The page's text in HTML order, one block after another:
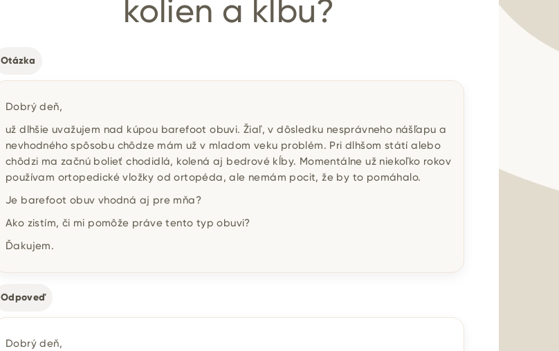
kolien a kĺbu?
Otázka
Dobrý deň,
už dlhšie uvažujem nad kúpou barefoot obuvi. Žiaľ, v dôsledku nesprávneho nášľapu a
nevhodného spôsobu chôdze mám už v mladom veku problém. Pri dlhšom státí alebo
chôdzi ma začnú bolieť chodidlá, kolená aj bedrové kĺby. Momentálne už niekoľko rokov
používam ortopedické vložky od ortopéda, ale nemám pocit, že by to pomáhalo.
Je barefoot obuv vhodná aj pre mňa?
Ako zistím, či mi pomôže práve tento typ obuvi?
Ďakujem.
Odpoveď
Dobrý deň,